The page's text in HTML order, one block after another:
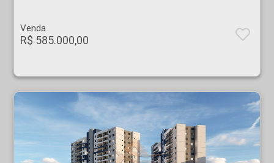
Venda
R$ 585.000,00